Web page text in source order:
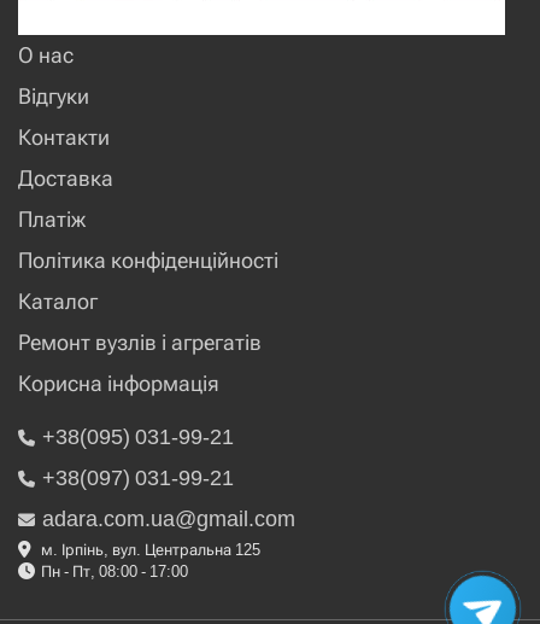
О нас
Відгуки
Контакти
Доставка
Платіж
Політика конфіденційності
Каталог
Ремонт вузлів і агрегатів
Корисна інформація
+38(095) 031-99-21
+38(097) 031-99-21
adara.com.ua@gmail.com
м. Ірпінь, вул. Центральна 125
Пн - Пт, 08:00 - 17:00